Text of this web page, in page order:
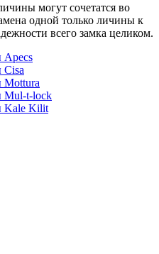
могут сочетатся во
одной только личины к
всего замка целиком.
Mul-t-lock
Kale Kilit